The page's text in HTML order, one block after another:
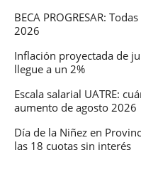
BECA PROGRESAR:
2026
Inflación proyectada de
llegue a un 2%
Escala salarial UATRE:
aumento de agosto 2026
Día de la Niñez en
las 18 cuotas sin interés